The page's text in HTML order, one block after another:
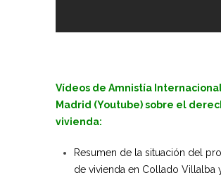
Vídeos de Amnistía
Madrid (Youtube) sobre el
vivienda:
Resumen de la situación del
de vivienda en Collado Villalba